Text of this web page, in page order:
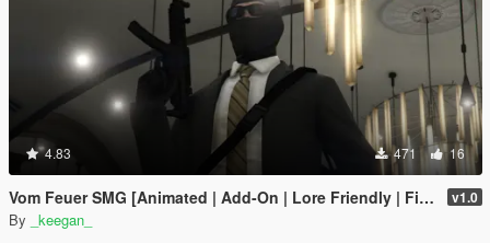
4.83 471 16
Vom Feuer SMG [Animated | Add-On | Lore Friendly | FiveM] v1.0
By _keegan_